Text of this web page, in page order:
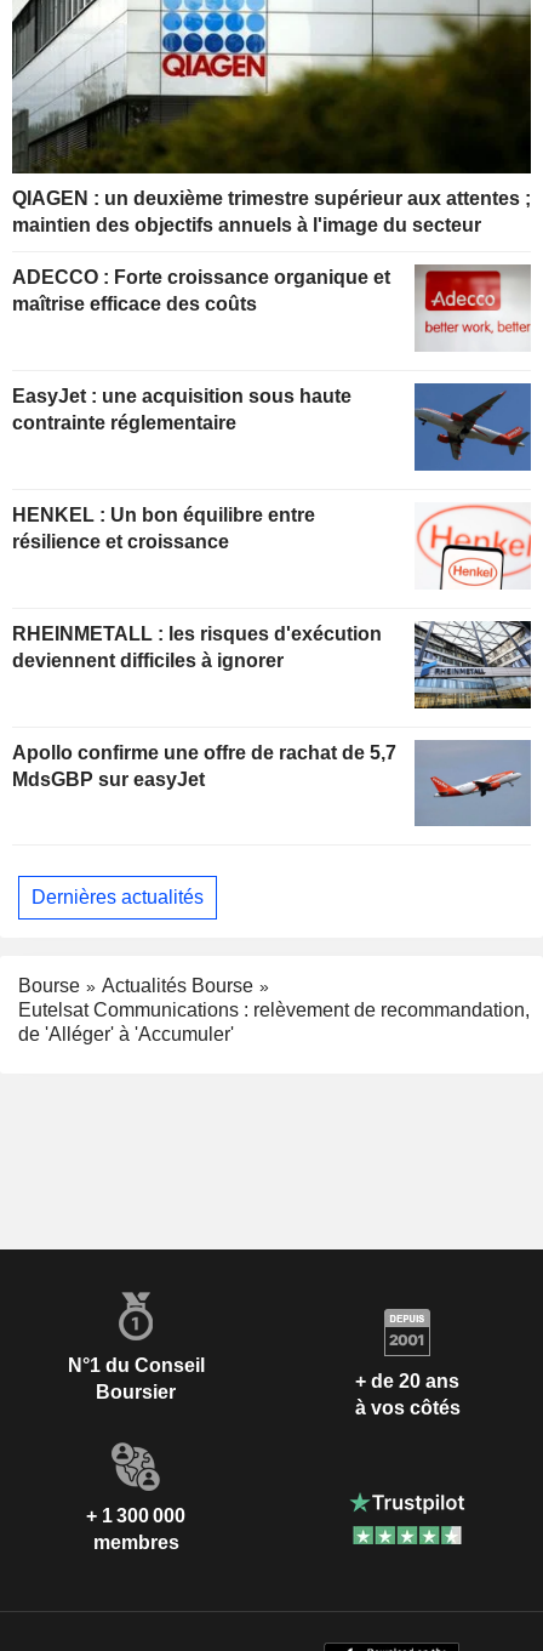
QIAGEN : un deuxième trimestre supérieur aux attentes ;
maintien des objectifs annuels à l'image du secteur
ADECCO : Forte croissance organique et
maîtrise efficace des coûts
EasyJet : une acquisition sous haute
contrainte réglementaire
HENKEL : Un bon équilibre entre
résilience et croissance
RHEINMETALL : les risques d'exécution
deviennent difficiles à ignorer
Apollo confirme une offre de rachat de 5,7
MdsGBP sur easyJet
Dernières actualités
Bourse
Actualités Bourse
Eutelsat Communications : relèvement de recommandation,
de 'Alléger' à 'Accumuler'
N°1 du Conseil
Boursier
+ de 20 ans
à vos côtés
+ 1 300 000
membres